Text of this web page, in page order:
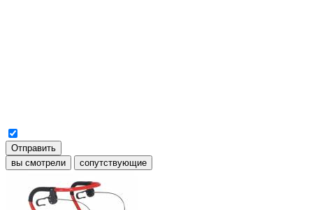
Отправить
вы смотрели
сопутствующие